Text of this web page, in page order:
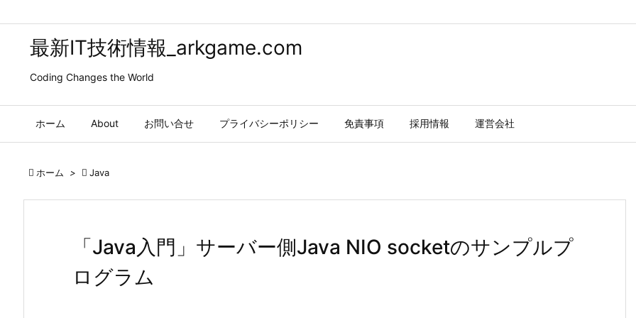
最新IT技術情報_arkgame.com
Coding Changes the World
ホーム About お問い合せ プライバシーポリシー 免責事項 採用情報 運営会社
 ホーム >  Java
「Java入門」サーバー側Java NIO socketのサンプルプ
ログラム